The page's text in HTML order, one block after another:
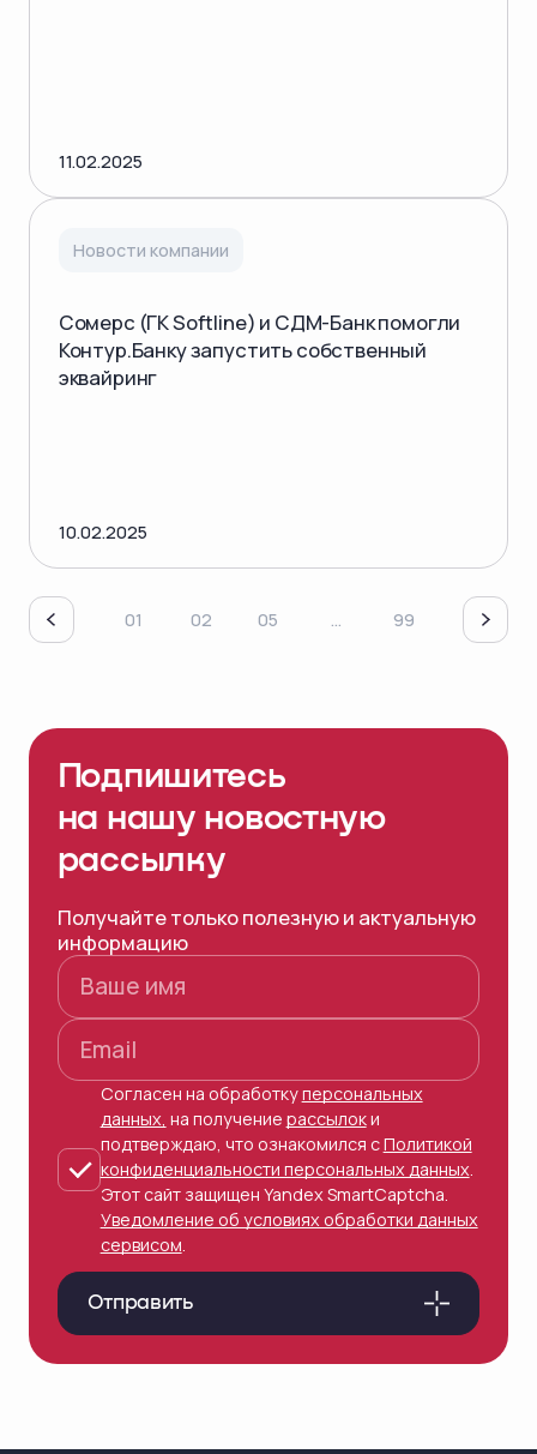
11.02.2025
Новости компании
Сомерс (ГК Softline) и СДМ-Банк помогли
Контур.Банку запустить собственный
эквайринг
10.02.2025
01 02 05 ... 99
Подпишитесь
на нашу новостную
рассылку
Получайте только полезную и актуальную
информацию
Отправить
Согласен на обработкуперсональных
данных, на получение рассылоки
подтверждаю, что ознакомился сПолитикой
конфиденциальности персональных данных.
Этот сайт защищен Yandex SmartCaptcha.
Уведомление об условиях обработки данных
сервисом.